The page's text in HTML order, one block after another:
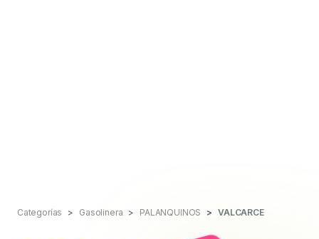
Categorías Gasolinera PALANQUINOS VALCARCE